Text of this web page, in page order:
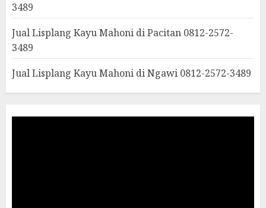
3489
Jual Lisplang Kayu Mahoni di Pacitan 0812-2572-
3489
Jual Lisplang Kayu Mahoni di Ngawi 0812-2572-3489